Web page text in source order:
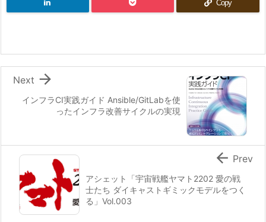
Copy
インフラCI実践ガイド Ansible/GitLabを使
ったインフラ改善サイクルの実現

Next
アシェット「宇宙戦艦ヤマト2202 愛の戦
士たち ダイキャストギミックモデルをつく
る」Vol.003
 Prev